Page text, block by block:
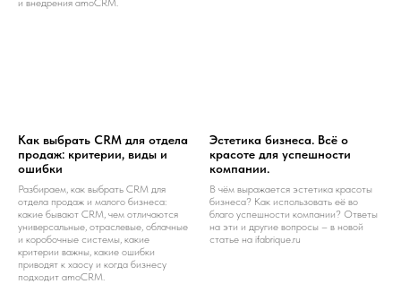
Как выбрать CRM для отдела
продаж: критерии, виды и
ошибки
Разбираем, как выбрать CRM для
отдела продаж и малого бизнеса:
какие бывают CRM, чем отличаются
универсальные, отраслевые, облачные
и коробочные системы, какие
критерии важны, какие ошибки
приводят к хаосу и когда бизнесу
подходит amoCRM.
Эстетика бизнеса. Всё о
красоте для успешности
компании.
В чём выражается эстетика красоты
бизнеса? Как использовать её во
благо успешности компании? Ответы
на эти и другие вопросы – в новой
статье на ifabrique.ru